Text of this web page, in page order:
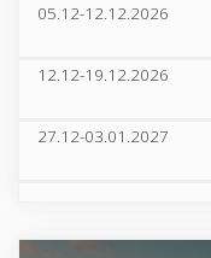
05.12-12.12.2026
12.12-19.12.2026
27.12-03.01.2027